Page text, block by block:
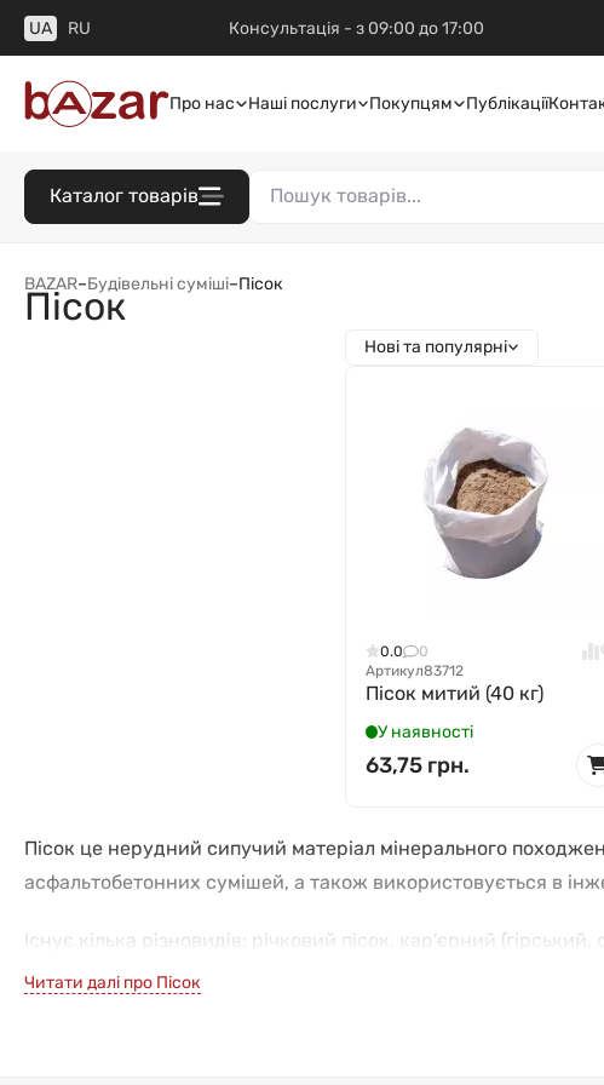
UA RU Консультація - з 09:00 до 17:00
Про нас Наші послуги Покупцям Публікації
Каталог товарів
BAZAR–Будівельні суміші–Пісок
Пісок
Нові та популярні
0.0
0
Артикул83712
Пісок митий (40 кг)
У наявності
63,75 грн.
Пісок це нерудний сипучий матеріал мінерального
асфальтобетонних сумішей, а також використовується в
Існує кілька різновидів: річковий пісок, кар'єрний (гірський,
Річковий пісок видобувають у руслах річок і завдяки
Читати далі про Пісок